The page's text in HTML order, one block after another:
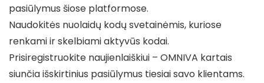
pasiūlymus šiose platformose.
Naudokitės nuolaidų kodų svetainėmis, kuriose
renkami ir skelbiami aktyvūs kodai.
Prisiregistruokite naujienlaiškiui – OMNIVA kartais
siunčia išskirtinius pasiūlymus tiesiai savo klientams.